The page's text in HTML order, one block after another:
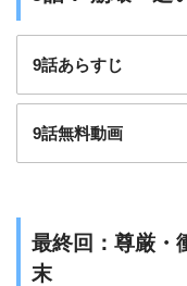
アバランチを
9話あらすじ
9話無料動画
最終回：尊厳・
末